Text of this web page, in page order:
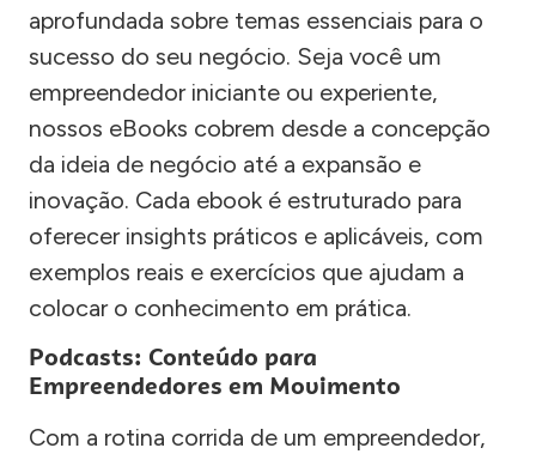
aprofundada sobre temas essenciais para o
sucesso do seu negócio. Seja você um
empreendedor iniciante ou experiente,
nossos eBooks cobrem desde a concepção
da ideia de negócio até a expansão e
inovação. Cada ebook é estruturado para
oferecer insights práticos e aplicáveis, com
exemplos reais e exercícios que ajudam a
colocar o conhecimento em prática.
Podcasts: Conteúdo para
Empreendedores em Movimento
Com a rotina corrida de um empreendedor,